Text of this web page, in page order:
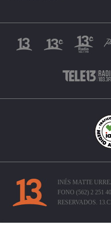
INÉS MATTE
FONO (562) 2 251
RESERVADOS.